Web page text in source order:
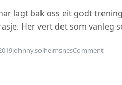
lagt bak oss eit godt
Her vert det som
johnny.solheimsnesCommenton